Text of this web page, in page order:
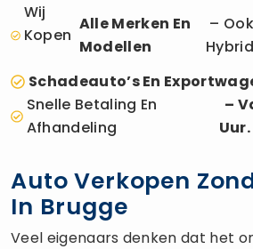
Wij
Kopen
Alle Merken En
Modellen
–
Schadeauto’s En
Snelle Betaling En
Afhandeling
–
Uur.
Auto Verkopen
In Brugge
Veel eigenaars denken dat het